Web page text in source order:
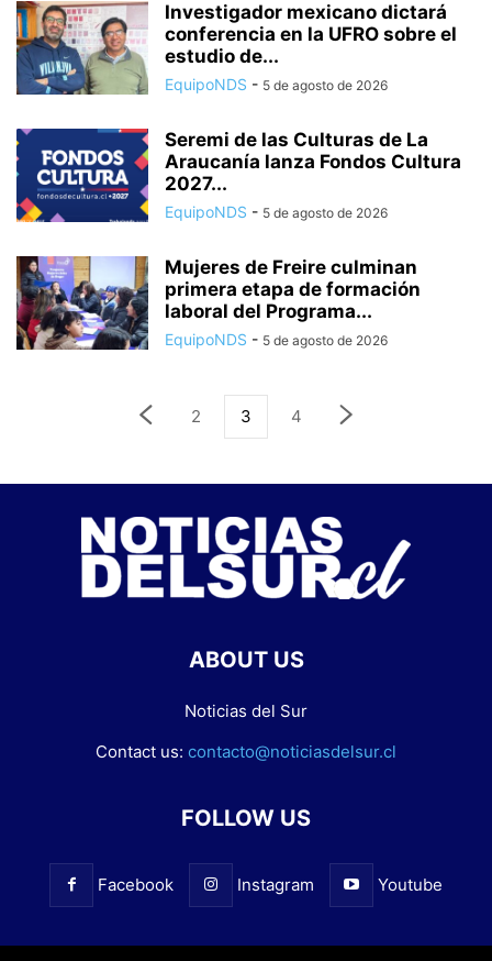
Investigador mexicano dictará
conferencia en la UFRO sobre el
estudio de...
EquipoNDS - 5 de agosto de 2026
Seremi de las Culturas de La
Araucanía lanza Fondos Cultura
2027...
EquipoNDS - 5 de agosto de 2026
Mujeres de Freire culminan
primera etapa de formación
laboral del Programa...
EquipoNDS - 5 de agosto de 2026
2 3 4
ABOUT US
Noticias del Sur
Contact us: contacto@noticiasdelsur.cl
FOLLOW US
Facebook Instagram Youtube